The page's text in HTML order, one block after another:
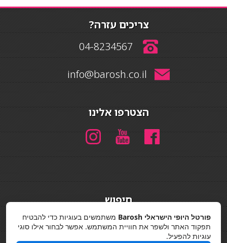
צריכים עזרה?
04-8234567
info@barosh.co.il
הצטרפו אלינו
חיפוש
מדיניות פרטיות
פורטל היופי הישראלי Barosh
משתמשים בעוגיות כדי להבטיח
תפקוד האתר ולשפר את חוויית המשתמש. אפשר לבחור אילו סוגי
עוגיות להפעיל.